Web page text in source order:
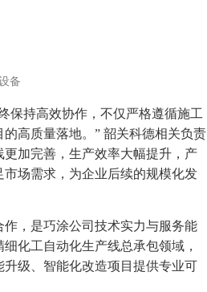
备
保持高效协作，不仅严格遵循施工
高质量落地。” 韶关科德相关负责
加完善，生产效率大幅提升，产
场需求，为企业后续的规模化发
，是巧涂公司技术实力与服务能
化工自动化生产线总承包领域，
级、智能化改造项目提供专业可